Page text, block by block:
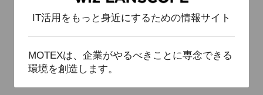
Windows10 大型アップデート管理・更新プログラ
ム管理の課題
IT活用をもっと身近にするための情報サイト
MOTEXは、企業がやるべきことに専念できる
環境を創造します。